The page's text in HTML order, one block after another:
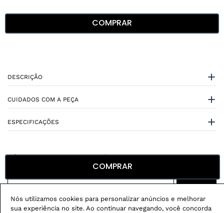
Nós utilizamos cookies para personalizar anúncios e melhorar
sua experiência no site. Ao continuar navegando, você concorda
COMPRAR
DESCRIÇÃO
CUIDADOS COM A PEÇA
ESPECIFICAÇÕES
COMPRAR